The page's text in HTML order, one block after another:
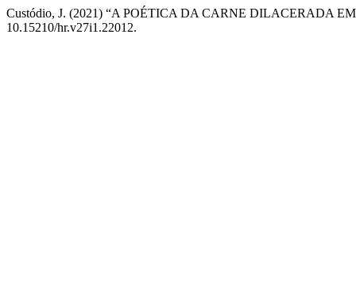
Custódio, J. (2021) “A POÉTICA DA CARNE DILACERADA
10.15210/hr.v27i1.22012.